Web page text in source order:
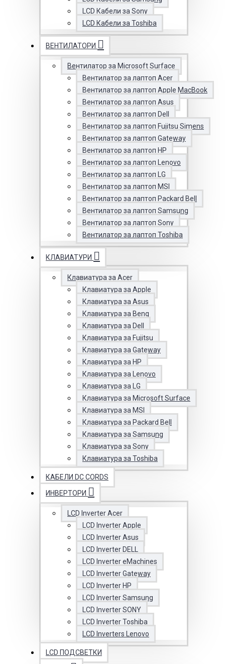
LCD Кабели за Sony
LCD Кабели за Toshiba
ВЕНТИЛАТОРИ
Вентилатор за Microsoft Surface
Вентилатор за лаптоп Acer
Вентилатор за лаптоп Apple MacBook
Вентилатор за лаптоп Asus
Вентилатор за лаптоп Dell
Вентилатор за лаптоп Fujitsu Simens
Вентилатор за лаптоп Gateway
Вентилатор за лаптоп HP
Вентилатор за лаптоп Lenovo
Вентилатор за лаптоп LG
Вентилатор за лаптоп MSI
Вентилатор за лаптоп Packard Bell
Вентилатор за лаптоп Samsung
Вентилатор за лаптоп Sony
Вентилатор за лаптоп Toshiba
КЛАВИАТУРИ
Клавиатура за Acer
Клавиатура за Apple
Клавиатура за Asus
Клавиатура за Benq
Клавиатура за Dell
Клавиатура за Fujitsu
Клавиатура за Gateway
Клавиатура за HP
Клавиатура за Lenovo
Клавиатура за LG
Клавиатура за Microsoft Surface
Клавиатура за MSI
Клавиатура за Packard Bell
Клавиатура за Samsung
Клавиатура за Sony
Клавиатура за Toshiba
КАБЕЛИ DC CORDS
ИНВЕРТОРИ
LCD Inverter Acer
LCD Inverter Apple
LCD Inverter Asus
LCD Inverter DELL
LCD Inverter eMachines
LCD Inverter Gateway
LCD Inverter HP
LCD Inverter Samsung
LCD Inverter SONY
LCD Inverter Toshiba
LCD Inverters Lenovo
LCD ПОДСВЕТКИ